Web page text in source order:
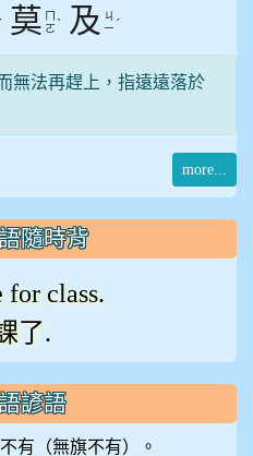
ˊ 莫 ㄇ
ㄛˋ 及 ㄐ
ㄧ ˊ
無法再趕上，指遠遠落於
more...
隨時背
class.
了.
諺語
有（無旗不有）。